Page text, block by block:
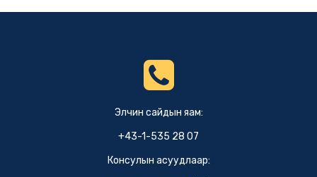
Элчин сайдын яам:
+43-1-535 28 07
Консулын асуудлаар: